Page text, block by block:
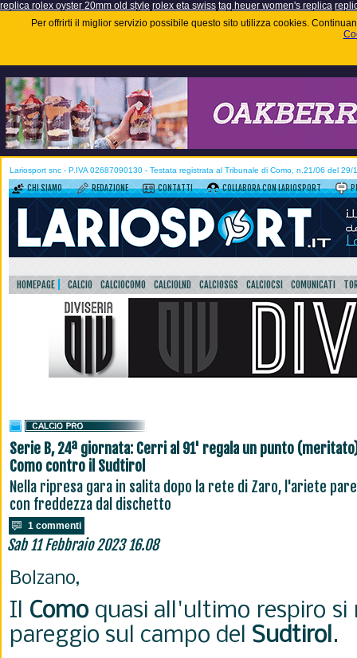
replica rolex oyster 20mm old style rolex eta swiss tag heuer women's replica
Per offrirti il miglior servizio possibile questo sito utilizza cookies.
Lariosport snc - P.IVA 02687090130 - Testata registrata al Tribunale di Como, n.21/06 del 29/
CHI SIAMO REDAZIONE CONTATTI COLLABORA CON LARIOSPORT
HOMEPAGE CALCIO CALCIOCOMO CALCIOLND CALCIOSGS CALCIOCSI COMUNICATI
Serie B, 24ª giornata: Cerri al 91' regala un punto
Como contro il Sudtirol
Nella ripresa gara in salita dopo la rete di Zaro, l'ariete
con freddezza dal dischetto
1 commenti
Sab 11 Febbraio 2023 16.08
Bolzano,
Il Comoquasi all'ultimo respiro si
pareggio sul campo del Sudtirol.